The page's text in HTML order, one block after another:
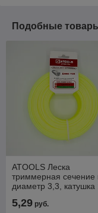
Подобные
ATOOLS Леска
триммерная сечение
диаметр 3,3, катушка
5,29 руб.